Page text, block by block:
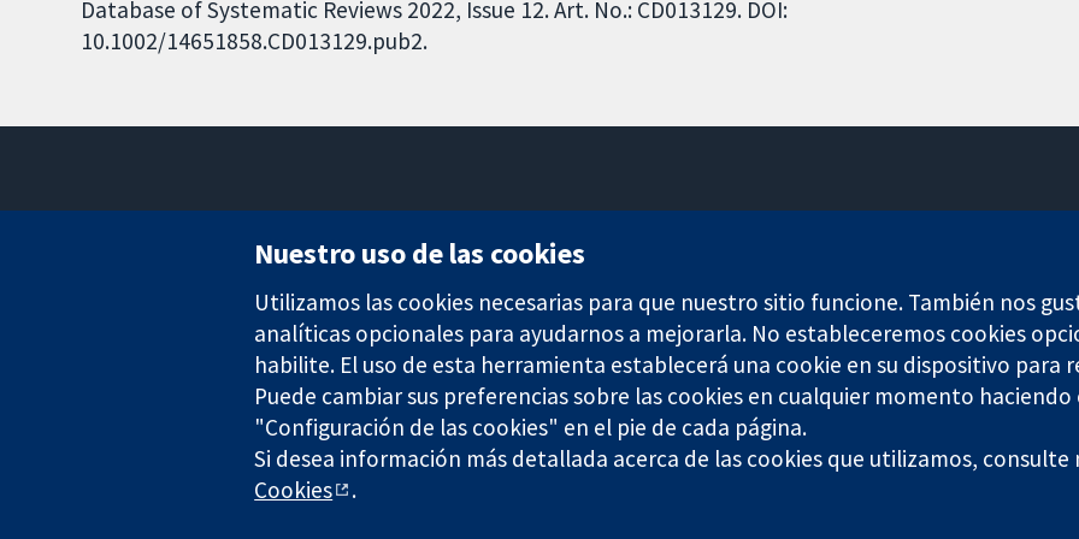
Database of Systematic Reviews 2022, Issue 12. Art. No.: CD013129. DOI:
10.1002/14651858.CD013129.pub2.
Londres
Reino Unido
The Cochrane Collaboration is a charity (no. 1045921) and a company limited by guarantee (no. 03044323) registered in England &
Copyright © 2026 The Cochrane Collaboration
Nuestro uso de las cookies
Utilizamos las cookies necesarias para que nuestro sitio funcione. También nos
analíticas opcionales para ayudarnos a mejorarla. No estableceremos cookies
habilite. El uso de esta herramienta establecerá una cookie en su dispositivo para
Puede cambiar sus preferencias sobre las cookies en cualquier momento haciendo
"Configuración de las cookies" en el pie de cada página.
Si desea información más detallada acerca de las cookies que utilizamos, consulte
Cookies
.